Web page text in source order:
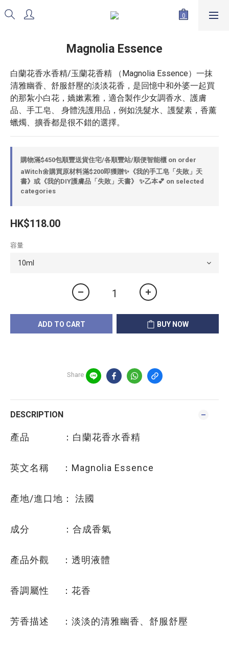
Magnolia Essence
白蘭花香水香精/玉蘭花香精 （Magnolia Essence）一抹
清雅幽香、舒服舒壓的淡淡花香，是回憶中和外婆一起買
的那紮小白花，嬌嫰素雅，適合製作少女調香水、護膚
品、手工皂、 身體洗護用品，例如洗髮水、護髮素，香薰
蠟燭、擴香都是很不錯的選擇。
購物滿$450包順豐送貨住宅/各順豐站/順便智能櫃 on order
aWitch🌼購買原材料滿$200即獲贈✨《我的手工皂「失敗」天
書》或《我的DIY護膚品「失敗」天書》 ✨乙本💕 on selected
categories
HK$118.00
容量
ADD TO CART BUY NOW
Share
DESCRIPTION
產品 ：白蘭花香水香精
英文名稱 ：Magnolia Essence
產地/進口地： 法國
成分 ：合成香氣
產品外觀 ：透明液體
香調屬性 ：花香
芳香描述 ：淡淡的清雅幽香、舒服舒壓